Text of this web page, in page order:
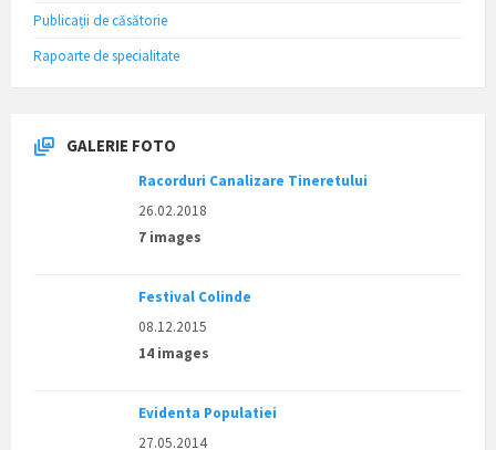
Publicații de căsătorie
Rapoarte de specialitate
GALERIE FOTO
Racorduri Canalizare Tineretului
26.02.2018
7 images
Festival Colinde
08.12.2015
14 images
Evidenta Populatiei
27.05.2014